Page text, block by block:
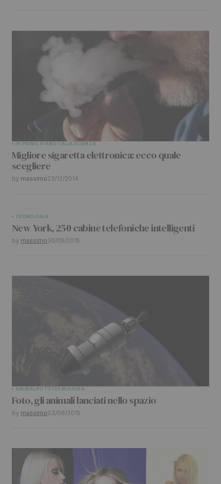
IN PRIMO PIANO ITALIA SCIENZA
Migliore sigaretta elettronica: ecco quale
scegliere
by massimo23/12/2014
TECNOLOGIA
New York, 250 cabine telefoniche intelligenti
by massimo30/05/2015
ANIMALIFOTOTECNOLOGIA
Foto, gli animali lanciati nello spazio
by massimo03/06/2015